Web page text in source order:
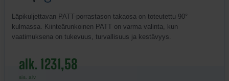
Läpikuljettavan PATT-porrastason takaosa on toteutettu 90°
kulmassa. Kiinteärunkoinen PATT on varma valinta, kun
vaatimuksena on tukevuus, turvallisuus ja kestävyys.
alk. 1231,58
sis. alv